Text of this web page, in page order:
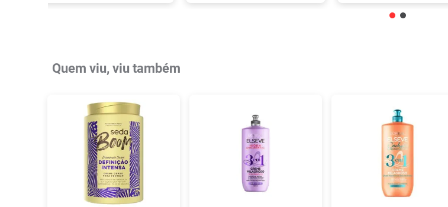
Quem viu, viu também